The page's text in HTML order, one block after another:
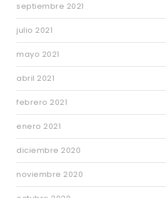
septiembre 2021
julio 2021
mayo 2021
abril 2021
febrero 2021
enero 2021
diciembre 2020
noviembre 2020